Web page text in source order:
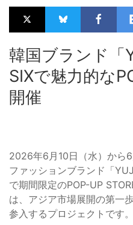
韓国ブランド「
SIXで魅力的な
開催
2026年6月10日（水）から
ファッションブランド「
で期間限定のPOP-UP
は、アジア市場展開の第一
参入するプロジェクトです。